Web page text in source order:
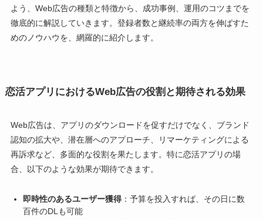
よう、Web広告の種類と特徴から、成功事例、運用のコツまでを
徹底的に解説していきます。登録者数と継続率の両方を伸ばすた
めのノウハウを、網羅的に紹介します。
恋活アプリにおけるWeb広告の役割と期待される効果
Web広告は、アプリのダウンロードを促すだけでなく、ブランド
認知の拡大や、潜在層へのアプローチ、リマーケティングによる
再訴求など、多面的な役割を果たします。特に恋活アプリの場
合、以下のような効果が期待できます。
即時性のあるユーザー獲得：予算を投入すれば、その日に数
百件のDLも可能